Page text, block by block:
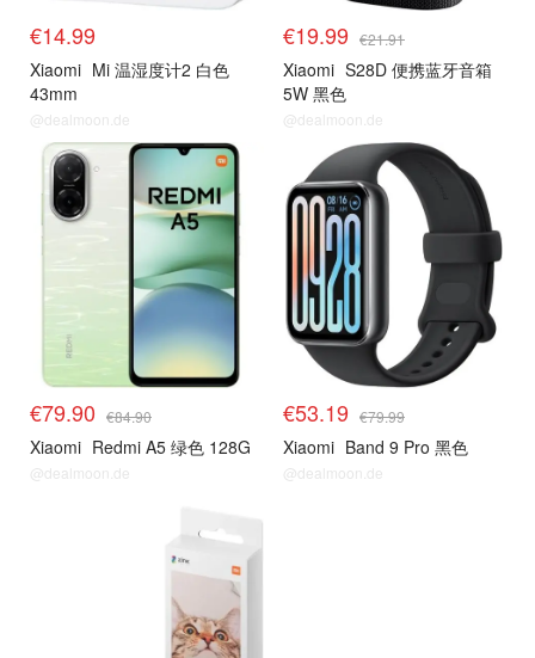
€14.99
Xiaomi Mi 温湿度计2 白色
43mm
@dealmoon.de
€19.99 €21.91
Xiaomi S28D 便携蓝牙音箱
5W 黑色
@dealmoon.de
€79.90 €84.90
Xiaomi Redmi A5 绿色 128G
@dealmoon.de
€53.19 €79.99
Xiaomi Band 9 Pro 黑色
@dealmoon.de